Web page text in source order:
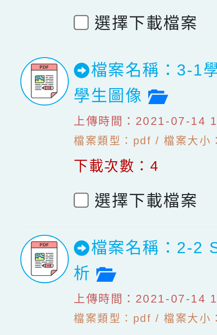
選擇下載檔案
檔案名稱：3-1
學生圖像
檔案
上傳時間：2021-07-14
檔案類型：pdf / 檔案大小
下載次數：4
選擇下載檔案
檔案名稱：2-2
析
檔案預覽
上傳時間：2021-07-14
檔案類型：pdf / 檔案大小